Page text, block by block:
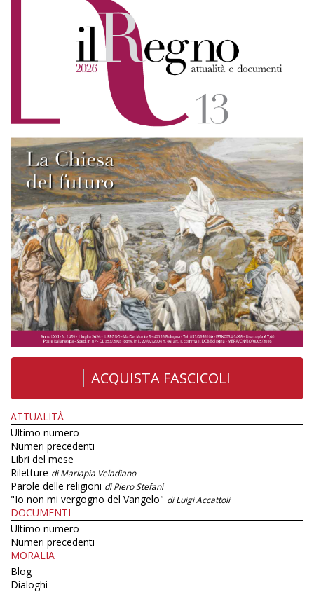
ACQUISTA FASCICOLI
ATTUALITÀ
Ultimo numero
Numeri precedenti
Libri del mese
Riletture di Mariapia Veladiano
Parole delle religioni di Piero Stefani
"Io non mi vergogno del Vangelo" di Luigi Accattoli
DOCUMENTI
Ultimo numero
Numeri precedenti
MORALIA
Blog
Dialoghi